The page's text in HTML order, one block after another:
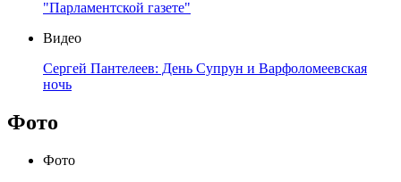
"Парламентской газете"
Видео
Сергей Пантелеев: День Супрун и Варфоломеевская
ночь
Фото
Фото